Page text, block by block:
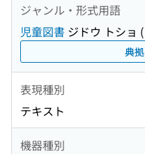
ジャンル・形式用語
児童図書 ジドウ トショ (
典拠
表現種別
テキスト
機器種別